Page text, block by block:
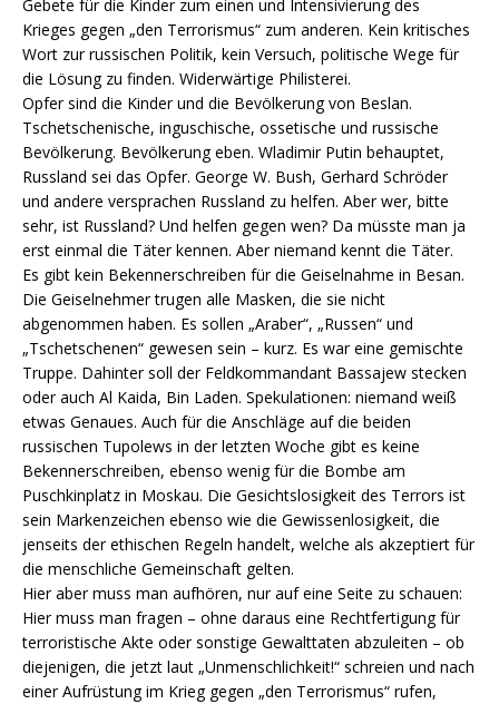
Gebete für die Kinder zum einen und Intensivierung des
Krieges gegen „den Terrorismus“ zum anderen. Kein kritisches
Wort zur russischen Politik, kein Versuch, politische Wege für
die Lösung zu finden. Widerwärtige Philisterei.
Opfer sind die Kinder und die Bevölkerung von Beslan.
Tschetschenische, inguschische, ossetische und russische
Bevölkerung. Bevölkerung eben. Wladimir Putin behauptet,
Russland sei das Opfer. George W. Bush, Gerhard Schröder
und andere versprachen Russland zu helfen. Aber wer, bitte
sehr, ist Russland? Und helfen gegen wen? Da müsste man ja
erst einmal die Täter kennen. Aber niemand kennt die Täter.
Es gibt kein Bekennerschreiben für die Geiselnahme in Besan.
Die Geiselnehmer trugen alle Masken, die sie nicht
abgenommen haben. Es sollen „Araber“, „Russen“ und
„Tschetschenen“ gewesen sein – kurz. Es war eine gemischte
Truppe. Dahinter soll der Feldkommandant Bassajew stecken
oder auch Al Kaida, Bin Laden. Spekulationen: niemand weiß
etwas Genaues. Auch für die Anschläge auf die beiden
russischen Tupolews in der letzten Woche gibt es keine
Bekennerschreiben, ebenso wenig für die Bombe am
Puschkinplatz in Moskau. Die Gesichtslosigkeit des Terrors ist
sein Markenzeichen ebenso wie die Gewissenlosigkeit, die
jenseits der ethischen Regeln handelt, welche als akzeptiert für
die menschliche Gemeinschaft gelten.
Hier aber muss man aufhören, nur auf eine Seite zu schauen:
Hier muss man fragen – ohne daraus eine Rechtfertigung für
terroristische Akte oder sonstige Gewalttaten abzuleiten – ob
diejenigen, die jetzt laut „Unmenschlichkeit!“ schreien und nach
einer Aufrüstung im Krieg gegen „den Terrorismus“ rufen,